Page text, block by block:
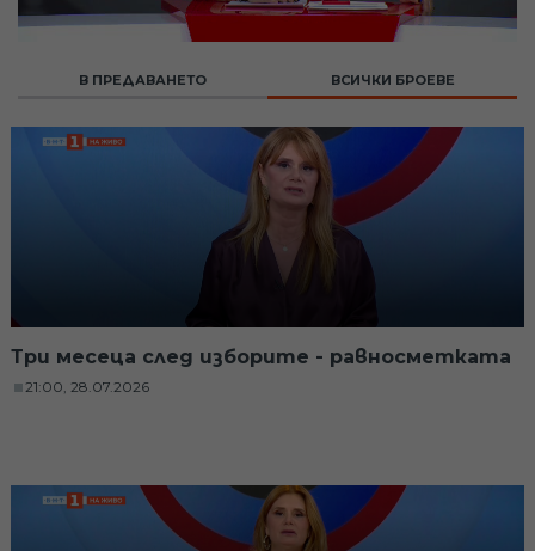
В ПРЕДАВАНЕТО ВСИЧКИ БРОЕВЕ
Три месеца след изборите - равносметката
21:00, 28.07.2026